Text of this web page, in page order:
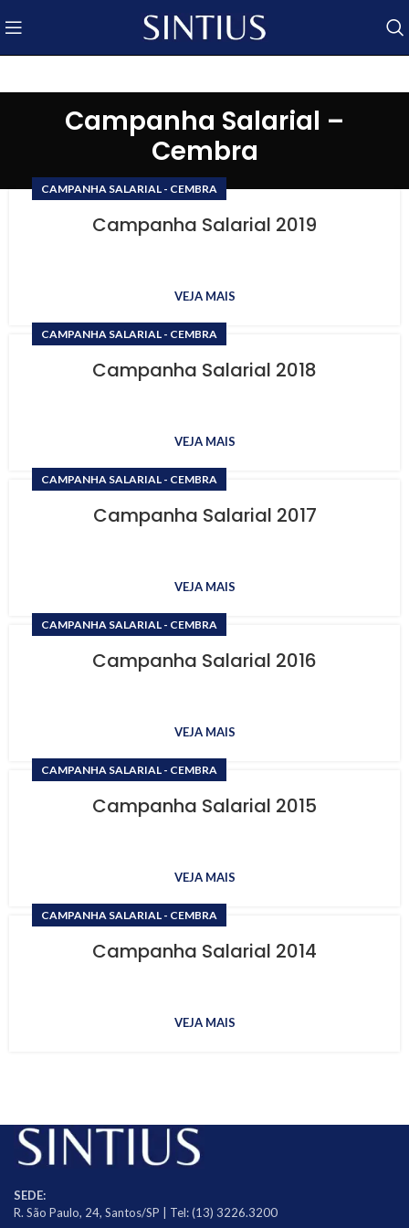
Campanha Salarial –
Cembra
CAMPANHA SALARIAL - CEMBRA
Campanha Salarial 2019
VEJA MAIS
CAMPANHA SALARIAL - CEMBRA
Campanha Salarial 2018
VEJA MAIS
CAMPANHA SALARIAL - CEMBRA
Campanha Salarial 2017
VEJA MAIS
CAMPANHA SALARIAL - CEMBRA
Campanha Salarial 2016
VEJA MAIS
CAMPANHA SALARIAL - CEMBRA
Campanha Salarial 2015
VEJA MAIS
CAMPANHA SALARIAL - CEMBRA
Campanha Salarial 2014
VEJA MAIS
SEDE:
R. São Paulo, 24, Santos/SP | Tel: (13) 3226.3200